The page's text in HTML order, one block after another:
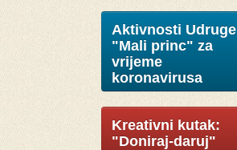
Aktivnosti Udruge
"Mali princ" za
vrijeme
koronavirusa
Kreativni kutak:
"Doniraj-daruj"